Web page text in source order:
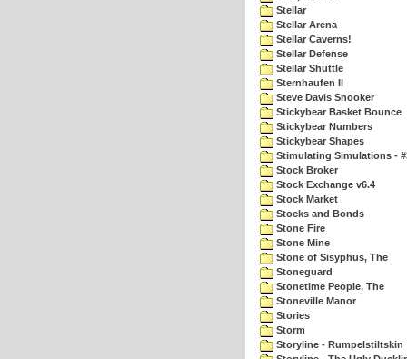
Stellar
Stellar Arena
Stellar Caverns!
Stellar Defense
Stellar Shuttle
Sternhaufen II
Steve Davis Snooker
Stickybear Basket Bounce
Stickybear Numbers
Stickybear Shapes
Stimulating Simulations -
Stock Broker
Stock Exchange v6.4
Stock Market
Stocks and Bonds
Stone Fire
Stone Mine
Stone of Sisyphus, The
Stoneguard
Stonetime People, The
Stoneville Manor
Stories
Storm
Storyline - Rumpelstiltskin